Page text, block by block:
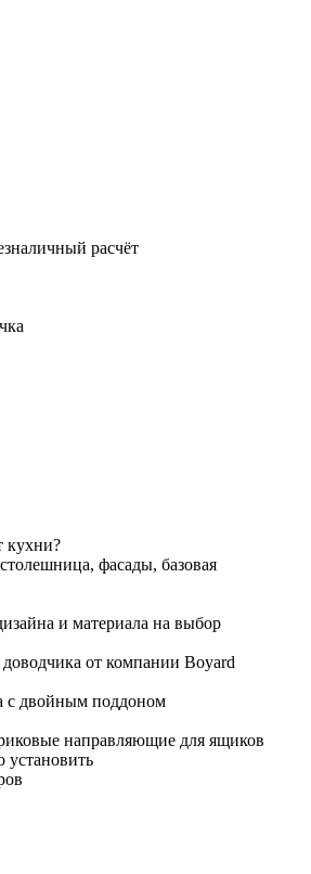
расчёт
кухни?
фасады, базовая
и материала на выбор
от компании Boyard
с двойным поддоном
направляющие для ящиков